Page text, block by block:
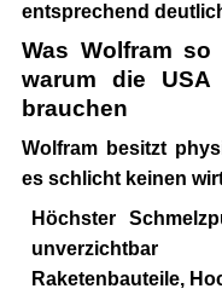
entsprechend
Was Wolfram
warum die USA
brauchen
Wolfram besitzt
es schlicht keinen
Höchster
unverzichtbar
Raketenbauteile,